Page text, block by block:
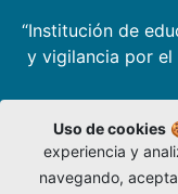
“Institución de
y vigilancia por el
Uso de cookies
experiencia y
navegando,